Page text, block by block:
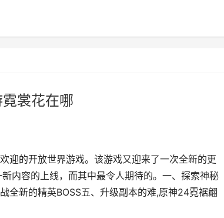
裳花在哪
迎的开放世界游戏。该游戏又迎来了一次全新的更
内容的上线，而其中最令人期待的。一、探索神秘
全新的精英BOSS五、升级副本的难,原神24霓裾翩